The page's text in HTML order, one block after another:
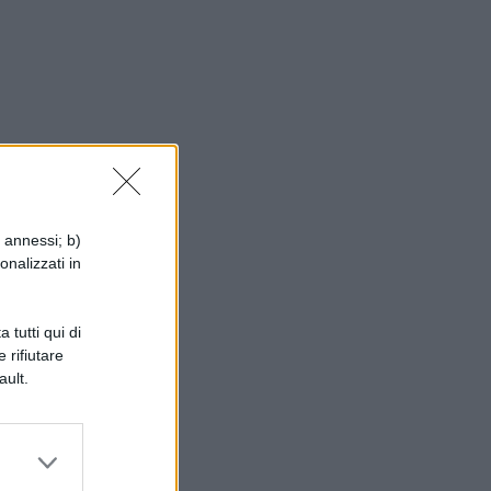
b)
in
tutti qui di
rifiutare